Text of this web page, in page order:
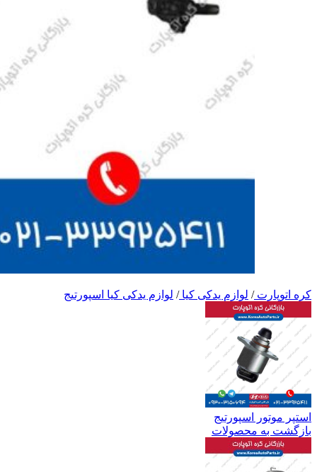
کره اتوپارت/ لوازم یدکی کیا/ لوازم یدکی کیا اسپورتیج
استپر موتور اسپورتیج
بازگشت به محصولات